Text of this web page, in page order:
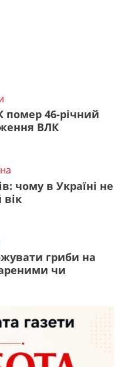
помер 46-річний
ВЛК
чому в Україні не
гриби на
чи